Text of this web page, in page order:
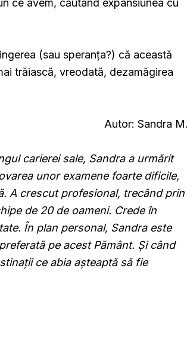
ce avem, căutând expansiunea cu
(sau speranța?) că această
trăiască, vreodată, dezamăgirea
Autor: Sandra M.
carierei sale, Sandra a urmărit
unor examene foarte dificile,
A crescut profesional, trecând prin
de 20 de oameni. Crede în
În plan personal, Sandra este
pe acest Pământ. Și când
ce abia așteaptă să fie